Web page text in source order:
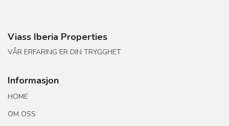
Viass Iberia Properties
VÅR ERFARING ER DIN TRYGGHET
Informasjon
HOME
OM OSS